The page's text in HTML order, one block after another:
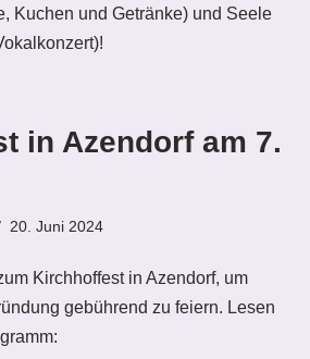
Kuchen und Getränke) und Seele
in Azendorf am 7.
20. Juni 2024
Kirchhoffest in Azendorf, um
gebührend zu feiern. Lesen